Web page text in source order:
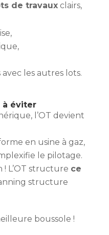
de travauxclairs,
les autres lots.
à éviter
l’OT devient
en usine à gaz,
le pilotage.
! L’OT structure ce
structure
boussole !